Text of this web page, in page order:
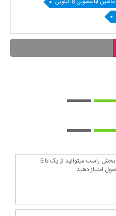
ماشین لباسشویی 8 کیلویی